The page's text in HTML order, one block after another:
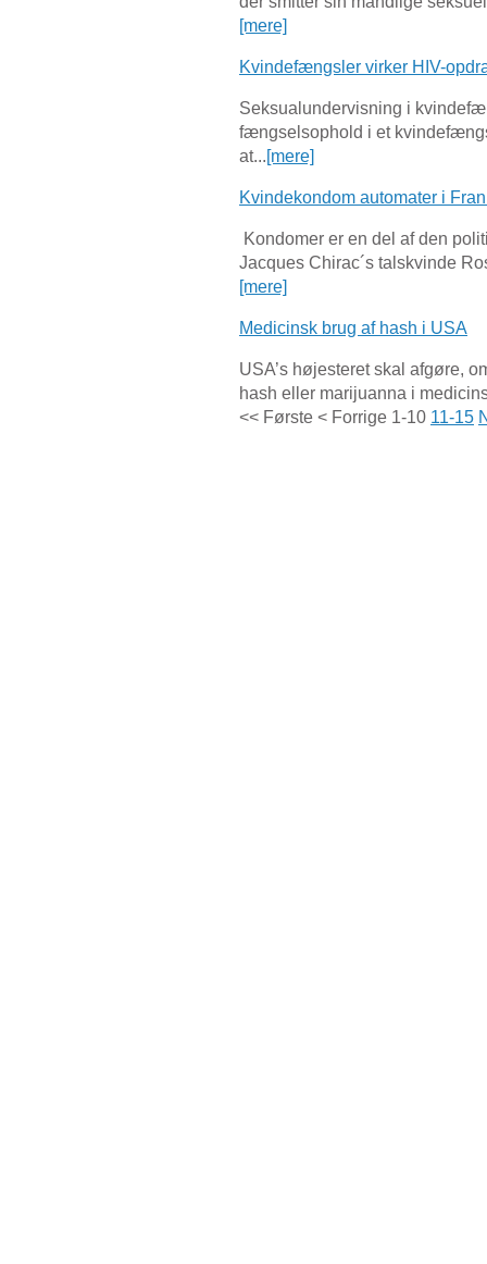
[mere]
Kvindefængsler virker HIV-
Seksualundervisning i
fængselsophold i et
at...[mere]
Kvindekondom automater i
Kondomer er en del af den
Jacques Chirac´s talskvinde
[mere]
Medicinsk brug af hash i USA
USA’s højesteret skal afgøre,
hash eller marijuanna i
<< Første < Forrige 1-10 11-15